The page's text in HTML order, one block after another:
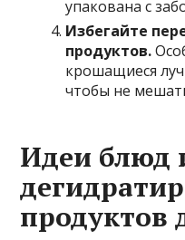
упакована с
Избегайте
продуктов.
крошащиеся
чтобы не
Идеи блюд
продуктов